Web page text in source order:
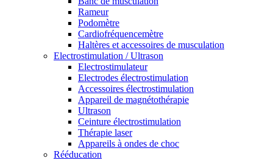
Rameur
Podomètre
Cardiofréquencemètre
Haltères et accessoires de musculation
Electrostimulation / Ultrason
Electrostimulateur
Electrodes électrostimulation
Accessoires électrostimulation
Appareil de magnétothérapie
Ultrason
Ceinture électrostimulation
Thérapie laser
Appareils à ondes de choc
Rééducation